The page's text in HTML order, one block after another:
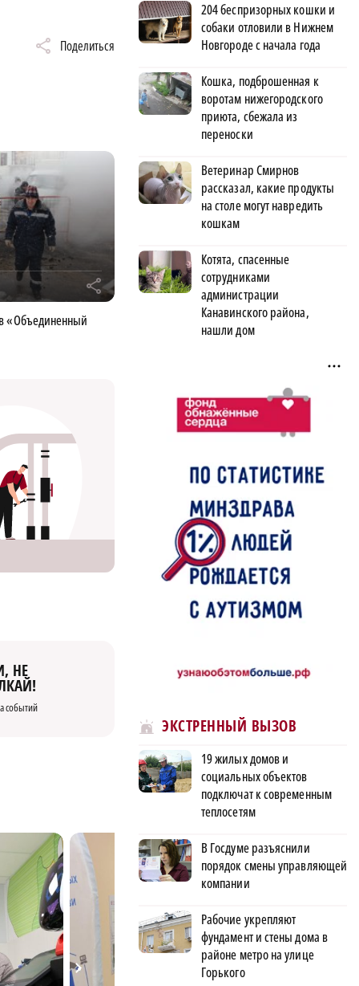
Поделиться
r
«Объединенный
НЕ
событий
204 беспризорных кошки и
собаки отловили в Нижнем
Новгороде с начала года
Кошка, подброшенная к
воротам нижегородского
приюта, сбежала из
переноски
Ветеринар Смирнов
рассказал, какие продукты
на столе могут навредить
кошкам
Котята, спасенные
сотрудниками
администрации
Канавинского района,
нашли дом
ЭКСТРЕННЫЙ ВЫЗОВ
19 жилых домов и
социальных объектов
подключат к современным
теплосетям
В Госдуме разъяснили
порядок смены управляющей
компании
Рабочие укрепляют
фундамент и стены дома в
районе метро на улице
Горького